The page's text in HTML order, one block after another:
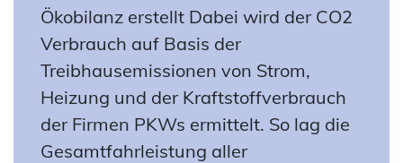
Ökobilanz erstellt Dabei wird der CO2
Verbrauch auf Basis der
Treibhausemissionen von Strom,
Heizung und der Kraftstoffverbrauch
der Firmen PKWs ermittelt. So lag die
Gesamtfahrleistung aller